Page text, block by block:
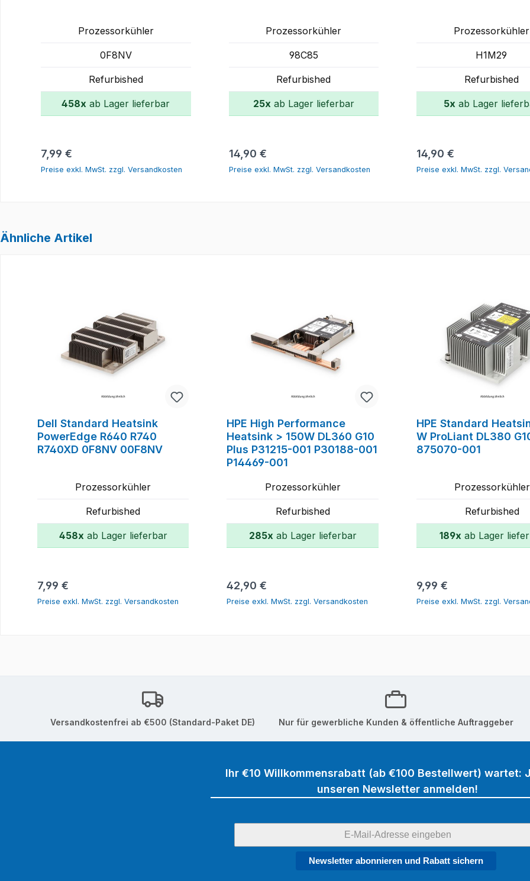
Prozessorkühler
0F8NV
Refurbished
458x ab Lager lieferbar
Regulärer Preis:
7,99 €
Preise exkl. MwSt. zzgl. Versandkosten
Prozessorkühler
98C85
Refurbished
25x ab Lager lieferbar
Regulärer Preis:
14,90 €
Preise exkl. MwSt. zzgl. Versandkosten
Prozessorkühler
H1M29
Refurbished
5x ab Lager
Regulärer Preis:
14,90 €
Preise exkl. MwSt. zzgl.
Ähnliche Artikel
Dell Standard Heatsink
PowerEdge R640 R740
R740XD 0F8NV 00F8NV
Prozessorkühler
Refurbished
458x ab Lager lieferbar
Regulärer Preis:
7,99 €
Preise exkl. MwSt. zzgl. Versandkosten
HPE High Performance
Heatsink > 150W DL360 G10
Plus P31215-001 P30188-001
P14469-001
Prozessorkühler
Refurbished
285x ab Lager lieferbar
Regulärer Preis:
42,90 €
Preise exkl. MwSt. zzgl. Versandkosten
HPE Standard
W ProLiant DL380
875070-001
Prozessorkühler
Refurbished
189x ab Lager
Regulärer Preis:
9,99 €
Preise exkl. MwSt. zzgl.
Versandkostenfrei ab €500 (Standard-Paket DE) Nur für gewerbliche Kunden & öffentliche Auftraggeber
Ihr €10 Willkommensrabatt (ab €100 Bestellwert) wartet:
unseren Newsletter anmelden!
Newsletter abonnieren und Rabatt sichern